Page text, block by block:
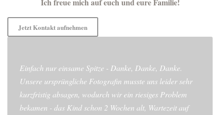
Ich freue mich auf euch und eure Familie!
Jetzt Kontakt aufnehmen
Einfach nur einsame Spitze - Danke, Danke, Danke.
Unsere ursprüngliche Fotografin musste uns leider sehr
kurzfristig absagen, wodurch wir ein riesiges Problem
bekamen - das Kind schon 2 Wochen alt, Wartezeit auf